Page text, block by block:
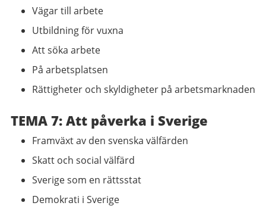
Vägar till arbete
Utbildning för vuxna
Att söka arbete
På arbetsplatsen
Rättigheter och skyldigheter på arbetsmarknaden
TEMA 7: Att påverka i Sverige
Framväxt av den svenska välfärden
Skatt och social välfärd
Sverige som en rättsstat
Demokrati i Sverige